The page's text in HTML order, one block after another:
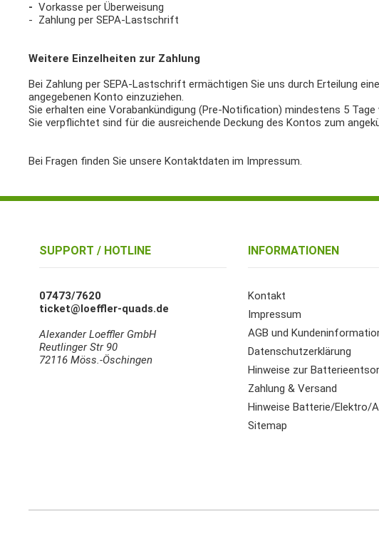
-Vorkasse per Überweisung
- Zahlung per SEPA-Lastschrift
Weitere Einzelheiten zur Zahlung
Bei Zahlung per SEPA-Lastschrift ermächtigen Sie uns durch Erteilung
angegebenen Konto einzuziehen.
Sie erhalten eine Vorabankündigung (Pre-Notification) mindestens 5
Sie verpflichtet sind für die ausreichende Deckung des Kontos zum
Bei Fragen finden Sie unsere Kontaktdaten im Impressum.
SUPPORT / HOTLINE
07473/7620
ticket@loeffler-quads.de
Alexander Loeffler GmbH
Reutlinger Str 90
72116 Möss.-Öschingen
INFORMATIONEN
Kontakt
Impressum
AGB und
Datenschutzerklärung
Hinweise zur
Zahlung & Versand
Hinweise Batterie/Elektro/
Sitemap